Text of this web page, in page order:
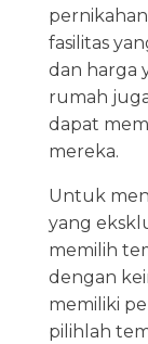
fasilitas
dan harga
rumah
dapat
mereka.
Untuk
yang
memilih
dengan
memiliki
pilihlah